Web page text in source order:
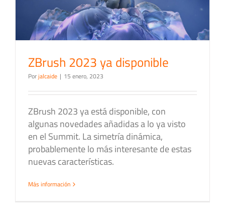
ZBrush 2023 ya disponible
Porjalcaide | 15 enero, 2023
ZBrush 2023 ya está disponible, con
algunas novedades añadidas a lo ya visto
en el Summit. La simetría dinámica,
probablemente lo más interesante de estas
nuevas características.
Más información